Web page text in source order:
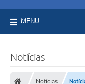
MENU
Notícias
Notícias